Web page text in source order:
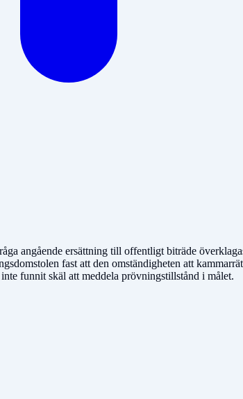
angående ersättning till offentligt biträde
fast att den omständigheten att
funnit skäl att meddela prövningstillstånd i målet.